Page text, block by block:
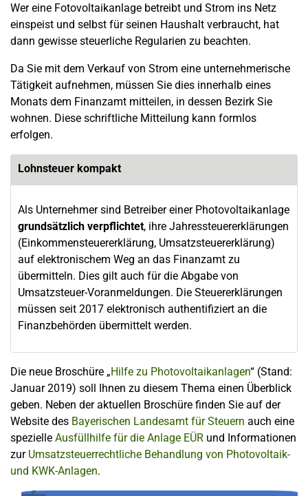
Wer eine Fotovoltaikanlage betreibt und Strom ins Netz
einspeist und selbst für seinen Haushalt verbraucht, hat
dann gewisse steuerliche Regularien zu beachten.
Da Sie mit dem Verkauf von Strom eine unternehmerische
Tätigkeit aufnehmen, müssen Sie dies innerhalb eines
Monats dem Finanzamt mitteilen, in dessen Bezirk Sie
wohnen. Diese schriftliche Mitteilung kann formlos
erfolgen.
Lohnsteuer kompakt
Als Unternehmer sind Betreiber einer Photovoltaikanlage
grundsätzlich verpflichtet, ihre Jahressteuererklärungen
(Einkommensteuererklärung, Umsatzsteuererklärung)
auf elektronischem Weg an das Finanzamt zu
übermitteln. Dies gilt auch für die Abgabe von
Umsatzsteuer-Voranmeldungen. Die Steuererklärungen
müssen seit 2017 elektronisch authentifiziert an die
Finanzbehörden übermittelt werden.
Die neue Broschüre „Hilfe zu Photovoltaikanlagen“ (Stand:
Januar 2019) soll Ihnen zu diesem Thema einen Überblick
geben. Neben der aktuellen Broschüre finden Sie auf der
Website des Bayerischen Landesamt für Steuern auch eine
spezielle Ausfüllhilfe für die Anlage EÜR und Informationen
zur Umsatzsteuerrechtliche Behandlung von Photovoltaik-
und KWK-Anlagen.